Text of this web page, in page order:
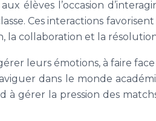
élèves l’occasion
Ces interactions
la collaboration et la
leurs émotions, à faire
dans le monde
à gérer la pression des